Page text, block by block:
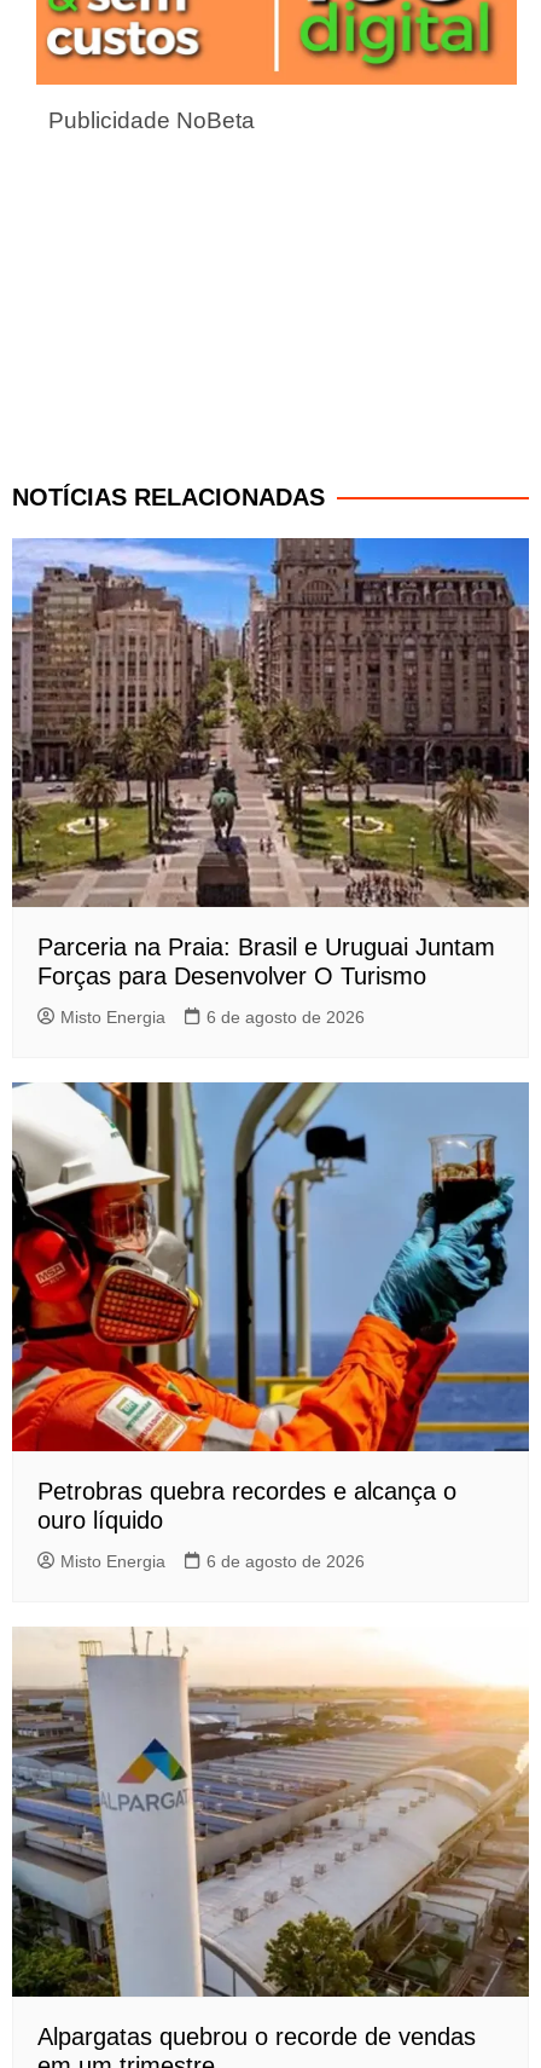
Publicidade NoBeta
NOTÍCIAS RELACIONADAS
Parceria na Praia: Brasil e Uruguai Juntam
Forças para Desenvolver O Turismo
Misto Energia 6 de agosto de 2026
Petrobras quebra recordes e alcança o
ouro líquido
Misto Energia 6 de agosto de 2026
Alpargatas quebrou o recorde de vendas